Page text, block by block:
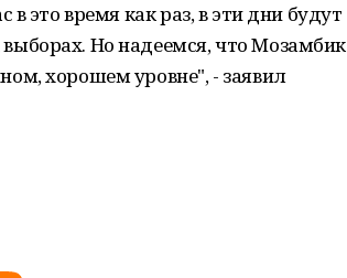
это время как раз, в эти дни будут
Но надеемся, что Мозамбик
хорошем уровне", - заявил